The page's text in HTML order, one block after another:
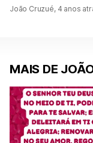
João Cruzué, 4 anos
MAIS DE